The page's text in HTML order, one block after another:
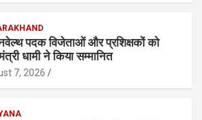
पदक विजेताओं और प्रशिक्षकों को
धामी ने किया सम्मानित
7, 2026